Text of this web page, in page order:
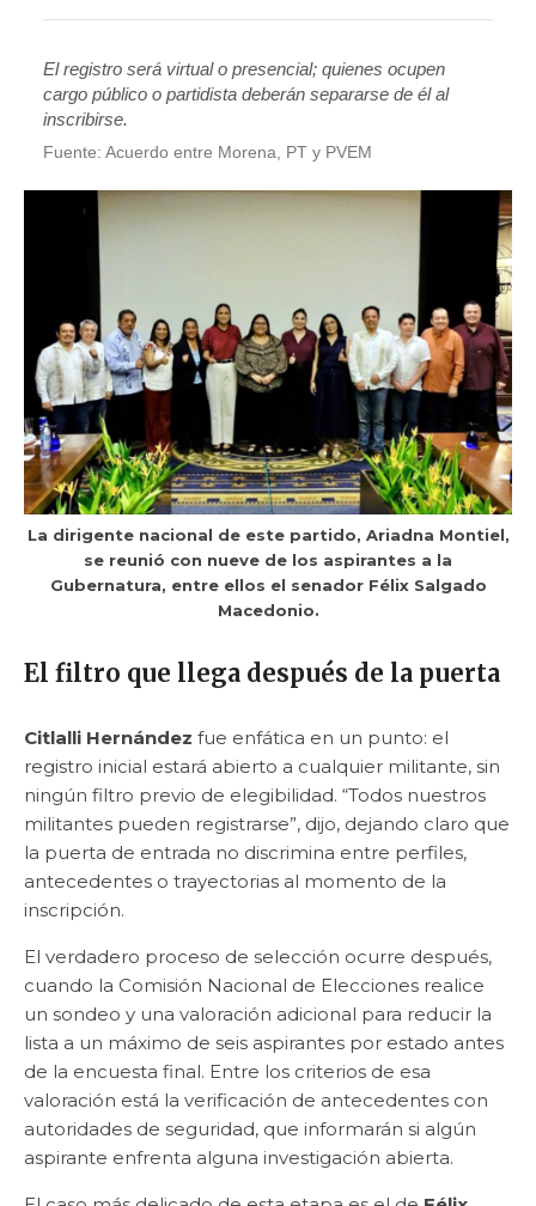
El registro será virtual o presencial; quienes ocupen
cargo público o partidista deberán separarse de él al
inscribirse.
Fuente: Acuerdo entre Morena, PT y PVEM
La dirigente nacional de este partido, Ariadna Montiel,
se reunió con nueve de los aspirantes a la
Gubernatura, entre ellos el senador Félix Salgado
Macedonio.
El filtro que llega después de la puerta
Citlalli Hernández fue enfática en un punto: el
registro inicial estará abierto a cualquier militante, sin
ningún filtro previo de elegibilidad. “Todos nuestros
militantes pueden registrarse”, dijo, dejando claro que
la puerta de entrada no discrimina entre perfiles,
antecedentes o trayectorias al momento de la
inscripción.
El verdadero proceso de selección ocurre después,
cuando la Comisión Nacional de Elecciones realice
un sondeo y una valoración adicional para reducir la
lista a un máximo de seis aspirantes por estado antes
de la encuesta final. Entre los criterios de esa
valoración está la verificación de antecedentes con
autoridades de seguridad, que informarán si algún
aspirante enfrenta alguna investigación abierta.